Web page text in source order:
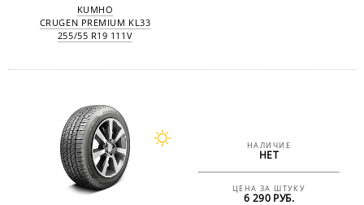
KUMHO
CRUGEN PREMIUM KL33
255/55 R19 111V
НАЛИЧИЕ
НЕТ
ЦЕНА ЗА ШТУКУ
6 290 РУБ.